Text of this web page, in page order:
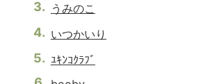
うみのこ
いつかいり
ﾕｷﾝｺｸﾗﾌﾞ